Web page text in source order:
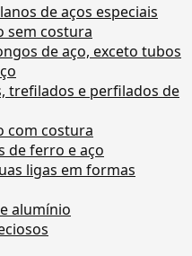
de aços especiais
sem costura
de aço, exceto tubos
trefilados e perfilados de
com costura
de ferro e aço
ligas em formas
alumínio